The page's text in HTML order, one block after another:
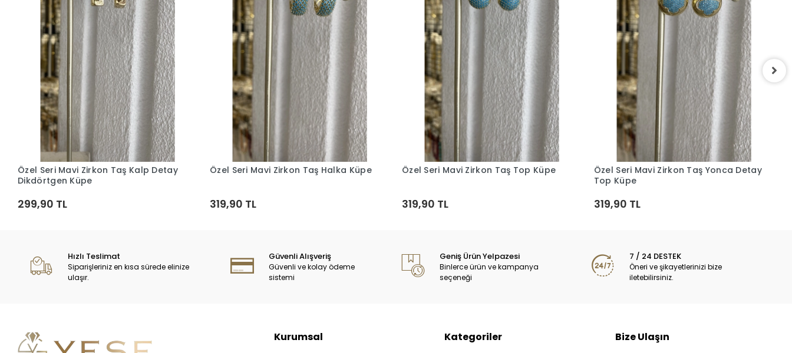
Sepete Ekle
Özel Seri Mavi Zirkon Taş Kalp Detay
Dikdörtgen Küpe
299,90 TL
Sepete Ekle
Özel Seri Mavi Zirkon Taş Halka Küpe
319,90 TL
Sepete Ekle
Özel Seri Mavi Zirkon Taş Top Küpe
319,90 TL
Sepete Ekle
Özel Seri Mavi Zirkon Taş Yonca Detay
Top Küpe
319,90 TL
Hızlı Teslimat
Siparişleriniz en kısa sürede elinize
ulaşır.
Güvenli Alışveriş
Güvenli ve kolay ödeme
sistemi
Geniş Ürün Yelpazesi
Binlerce ürün ve kampanya
seçeneği
7 / 24 DESTEK
Öneri ve şikayetlerinizi bize
iletebilirsiniz.
Kurumsal Kategoriler Bize Ulaşın